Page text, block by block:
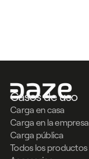
Casos de uso
Carga en casa
Carga en la empresa
Carga pública
Todos los productos